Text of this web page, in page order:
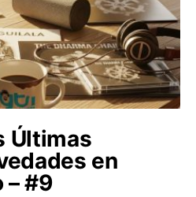
Últimas
en
– #9